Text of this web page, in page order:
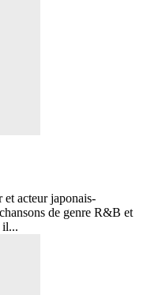
et acteur japonais-
de genre R&B et
il...